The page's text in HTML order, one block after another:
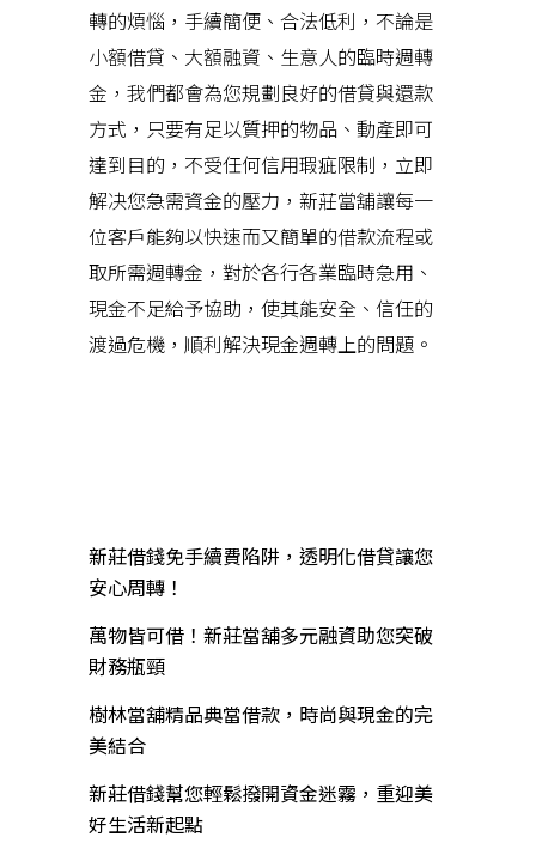
轉的煩惱，手續簡便、合法低利，不論是
小額借貸、大額融資、生意人的臨時週轉
金，我們都會為您規劃良好的借貸與還款
方式，只要有足以質押的物品、動產即可
達到目的，不受任何信用瑕疵限制，立即
解决您急需資金的壓力，新莊當舖讓每一
位客戶能夠以快速而又簡單的借款流程或
取所需週轉金，對於各行各業臨時急用、
現金不足給予協助，使其能安全、信任的
渡過危機，順利解決現金週轉上的問題。
新莊借錢免手續費陷阱，透明化借貸讓您
安心周轉！
萬物皆可借！新莊當舖多元融資助您突破
財務瓶頸
樹林當舖精品典當借款，時尚與現金的完
美結合
新莊借錢幫您輕鬆撥開資金迷霧，重迎美
好生活新起點